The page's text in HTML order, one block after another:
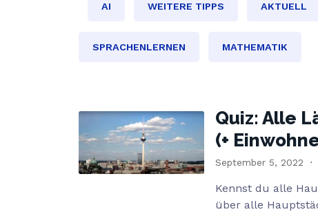
AI WEITERE TIPPS AKTUELL
SPRACHENLERNEN MATHEMATIK
Quiz: Alle
(+
September 5, 2022
Kennst du alle
über alle